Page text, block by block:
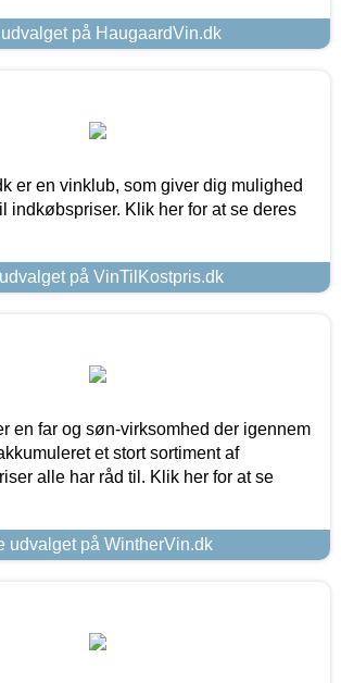
på HaugaardVin.dk
er en vinklub, som giver dig mulighed
indkøbspriser. Klik her for at se deres
på VinTilKostpris.dk
en far og søn-virksomhed der igennem
et stort sortiment af
alle har råd til. Klik her for at se
udvalget på WintherVin.dk